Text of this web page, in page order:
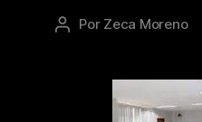
Por Zeca Moreno